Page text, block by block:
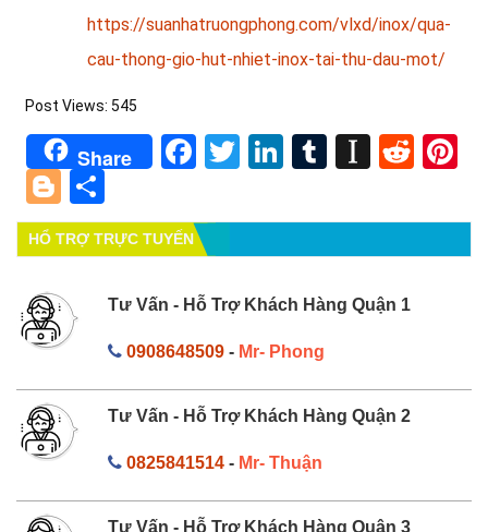
https://suanhatruongphong.com/vlxd/inox/qua-
cau-thong-gio-hut-nhiet-inox-tai-thu-dau-mot/
Post Views: 545
Share Facebook
TwitterLinkedIn
Tumblr
Blogger
HỔ TRỢ TRỰC TUYẾN
Tư Vấn - Hỗ Trợ Khách Hàng Quận 1
0908648509- Mr- Phong
Tư Vấn - Hỗ Trợ Khách Hàng Quận 2
0825841514- Mr- Thuận
Tư Vấn - Hỗ Trợ Khách Hàng Quận 3